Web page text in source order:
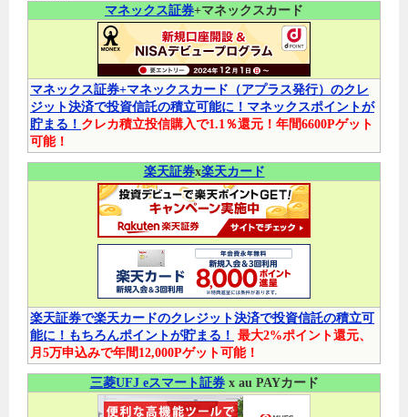
マネックス証券+マネックスカード
マネックス証券+マネックスカード（アプラス発行）のクレ
ジット決済で投資信託の積立可能に！マネックスポイントが
貯まる！ クレカ積立投信購入で1.1％還元！年間6600Pゲット
可能！
楽天証券x楽天カード
楽天証券で楽天カードのクレジット決済で投資信託の積立可
能に！もちろんポイントが貯まる！ 最大2%ポイント還元、
月5万申込みで年間12,000Pゲット可能！
三菱UFJ eスマート証券x au PAYカード